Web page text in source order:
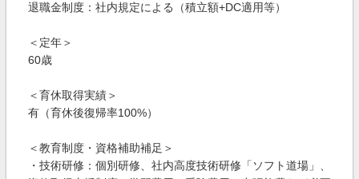
退職金制度：社内規定による（積立額+DC適用等）
＜定年＞
60歳
＜育休取得実績＞
有（育休後復帰率100%）
＜教育制度・資格補助補足＞
・技術研修：個別研修、社内高度技術研修「ソフト道場」、